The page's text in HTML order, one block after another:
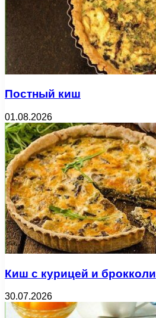
Постный киш
01.08.2026
Киш с курицей и брокколи
30.07.2026